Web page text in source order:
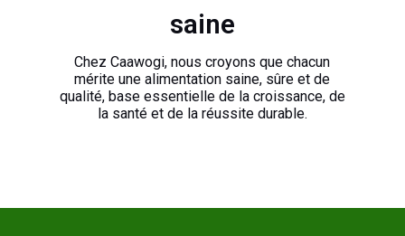
saine
Chez Caawogi, nous croyons que chacun
mérite une alimentation saine, sûre et de
qualité, base essentielle de la croissance, de
la santé et de la réussite durable.